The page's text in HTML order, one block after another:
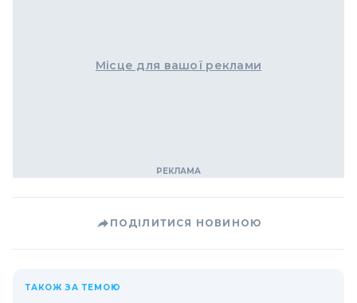
Місце для вашої реклами
ПОДІЛИТИСЯ НОВИНОЮ
ТАКОЖ ЗА ТЕМОЮ